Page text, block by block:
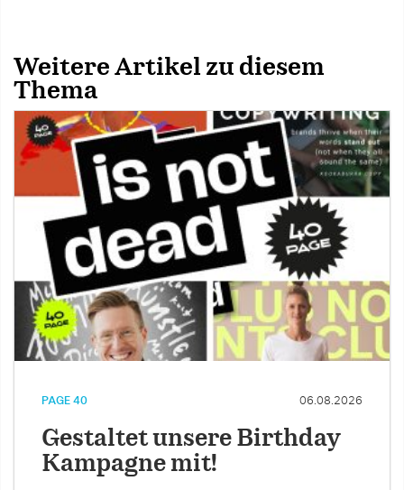
Weitere Artikel zu diesem
Thema
PAGE 40 06.08.2026
Gestaltet unsere Birthday
Kampagne mit!